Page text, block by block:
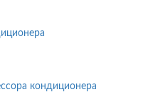
кондиционера